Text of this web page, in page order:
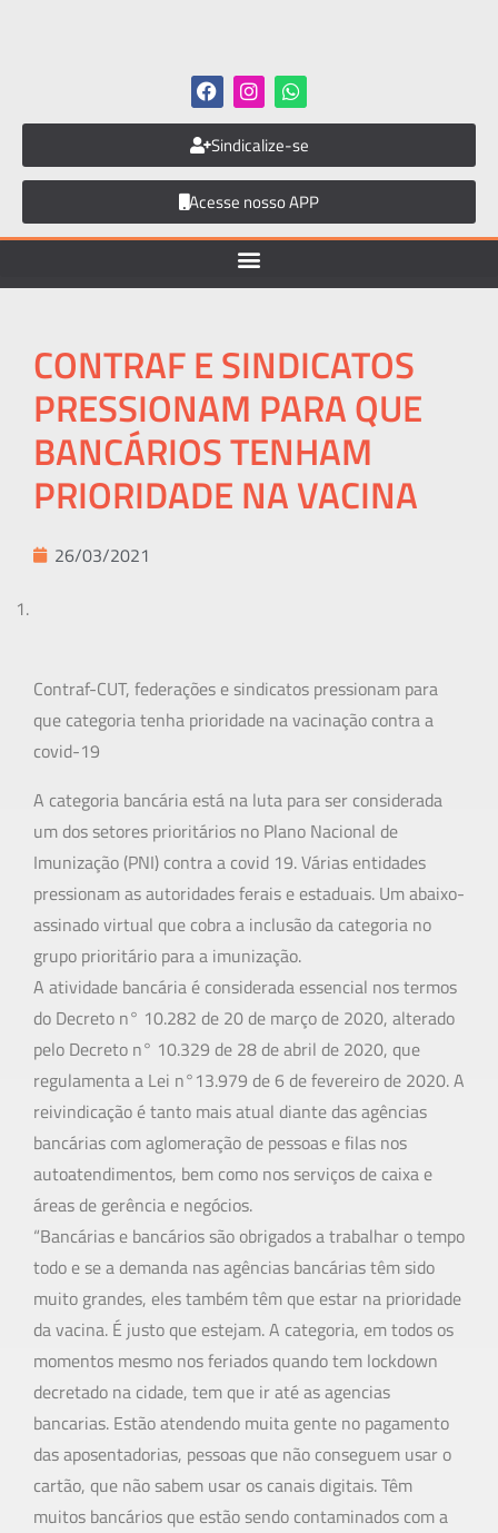
Sindicalize-se
Acesse nosso APP
CONTRAF E SINDICATOS
PRESSIONAM PARA QUE
BANCÁRIOS TENHAM
PRIORIDADE NA VACINA
26/03/2021
Contraf-CUT, federações e sindicatos pressionam para
que categoria tenha prioridade na vacinação contra a
covid-19
A categoria bancária está na luta para ser considerada
um dos setores prioritários no Plano Nacional de
Imunização (PNI) contra a covid 19. Várias entidades
pressionam as autoridades ferais e estaduais. Um abaixo-
assinado virtual que cobra a inclusão da categoria no
grupo prioritário para a imunização.
A atividade bancária é considerada essencial nos termos
do Decreto n° 10.282 de 20 de março de 2020, alterado
pelo Decreto n° 10.329 de 28 de abril de 2020, que
regulamenta a Lei n°13.979 de 6 de fevereiro de 2020. A
reivindicação é tanto mais atual diante das agências
bancárias com aglomeração de pessoas e filas nos
autoatendimentos, bem como nos serviços de caixa e
áreas de gerência e negócios.
“Bancárias e bancários são obrigados a trabalhar o tempo
todo e se a demanda nas agências bancárias têm sido
muito grandes, eles também têm que estar na prioridade
da vacina. É justo que estejam. A categoria, em todos os
momentos mesmo nos feriados quando tem lockdown
decretado na cidade, tem que ir até as agencias
bancarias. Estão atendendo muita gente no pagamento
das aposentadorias, pessoas que não conseguem usar o
cartão, que não sabem usar os canais digitais. Têm
muitos bancários que estão sendo contaminados com a